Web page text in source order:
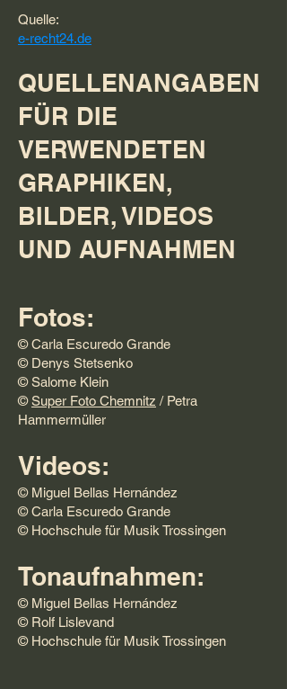
Quelle:
e-recht24.de
QUELLENANGABEN
FÜR DIE
VERWENDETEN
GRAPHIKEN,
BILDER, VIDEOS
UND AUFNAHMEN
Fotos:
© Carla Escuredo Grande
© Denys Stetsenko
© Salome Klein
©Super Foto Chemnitz / Petra
Hammermüller
Videos:
© Miguel Bellas Hernández
© Carla Escuredo Grande
© Hochschule für Musik Trossingen
Tonaufnahmen:
© Miguel Bellas Hernández
© Rolf Lislevand
© Hochschule für Musik Trossingen